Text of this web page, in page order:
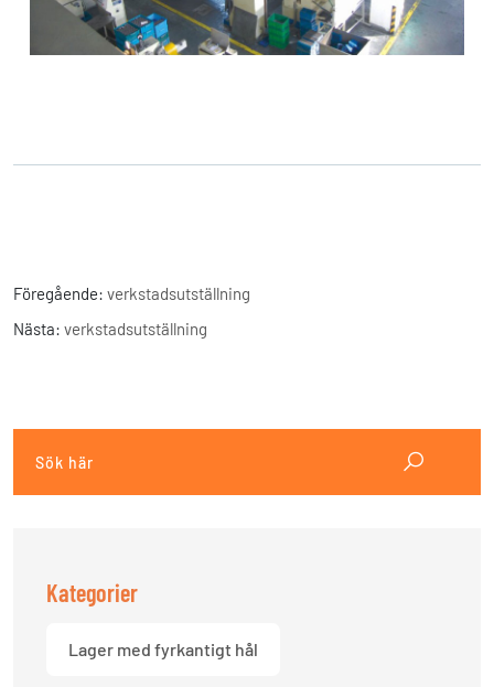
Föregående: verkstadsutställning
Nästa: verkstadsutställning
Kategorier
Lager med fyrkantigt hål